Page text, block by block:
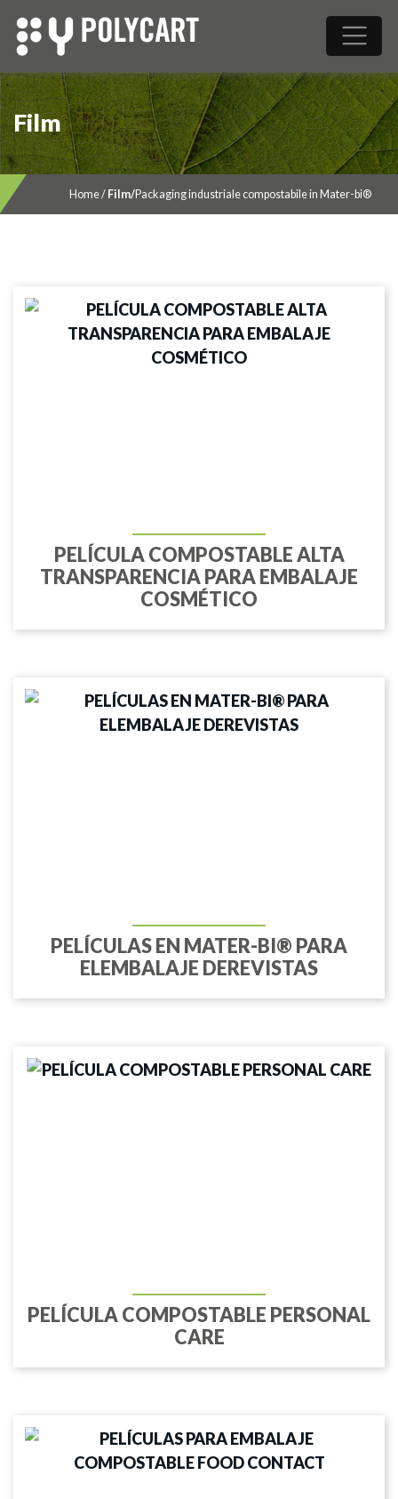
Film
Home/ Film/Packaging industriale compostabile in Mater-bi®
PELÍCULA COMPOSTABLE ALTA
TRANSPARENCIA PARA EMBALAJE
COSMÉTICO
PELÍCULAS EN MATER-BI® PARA
ELEMBALAJE DEREVISTAS
PELÍCULA COMPOSTABLE PERSONAL
CARE